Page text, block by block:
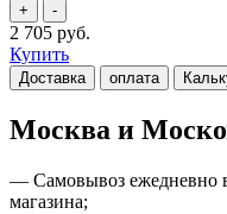
2 705 руб.
Купить
Доставка оплата
Москва и
— Самовывоз ежедневно
магазина;